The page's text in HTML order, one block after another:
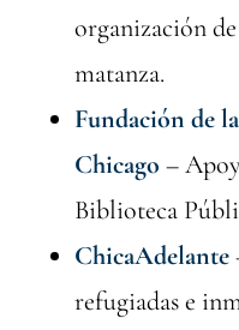
organización
matanza.
Fundación de
Chicago –
Biblioteca
ChicaAdelante
refugiadas e